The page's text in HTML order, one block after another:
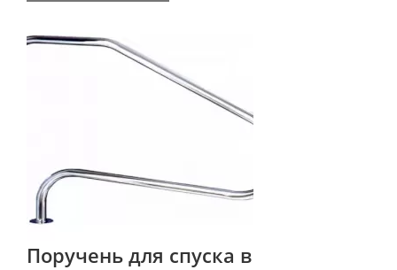
Поручень для спуска в